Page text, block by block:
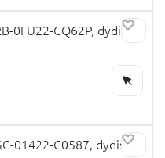
0FU22-CQ62P, dydis
01422-C0587, dydis